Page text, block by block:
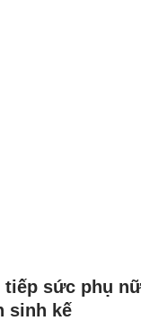
tiếp sức phụ
sinh kế